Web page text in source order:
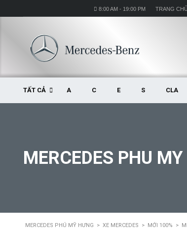
TRANG CHỦ
8:00 AM - 19:00 PM
TẤT CẢ A C E S CLA
MERCEDES PHU
MERCEDES PHÚ MỸ HƯNG > XE MERCEDES > MỚI 100% >